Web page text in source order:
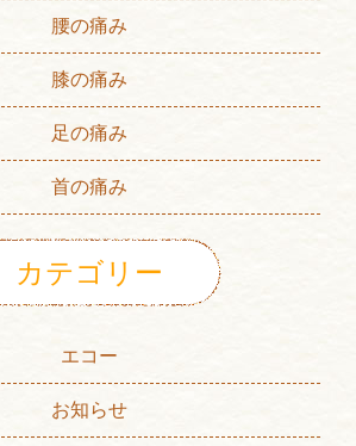
腰の痛み
膝の痛み
足の痛み
首の痛み
カテゴリー
エコー
お知らせ